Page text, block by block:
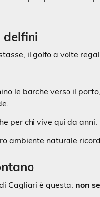
delfini
il golfo a volte
le barche verso il
per chi vive qui da anni.
ambiente naturale
Cagliari è questa: non